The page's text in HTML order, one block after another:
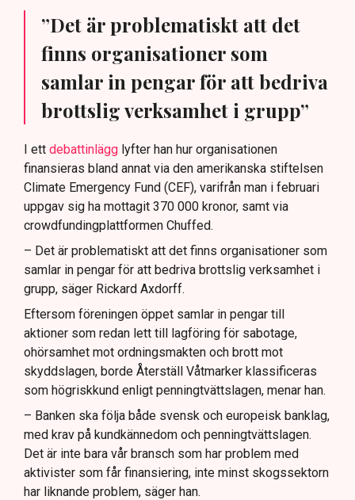
”Det är problematiskt att det
finns organisationer som
samlar in pengar för att bedriva
brottslig verksamhet i grupp”
I ett debattinlägg lyfter han hur organisationen
finansieras bland annat via den amerikanska stiftelsen
Climate Emergency Fund (CEF), varifrån man i februari
uppgav sig ha mottagit 370 000 kronor, samt via
crowdfundingplattformen Chuffed.
– Det är problematiskt att det finns organisationer som
samlar in pengar för att bedriva brottslig verksamhet i
grupp, säger Rickard Axdorff.
Eftersom föreningen öppet samlar in pengar till
aktioner som redan lett till lagföring för sabotage,
ohörsamhet mot ordningsmakten och brott mot
skyddslagen, borde Återställ Våtmarker klassificeras
som högriskkund enligt penningtvättslagen, menar han.
– Banken ska följa både svensk och europeisk banklag,
med krav på kundkännedom och penningtvättslagen.
Det är inte bara vår bransch som har problem med
aktivister som får finansiering, inte minst skogssektorn
har liknande problem, säger han.